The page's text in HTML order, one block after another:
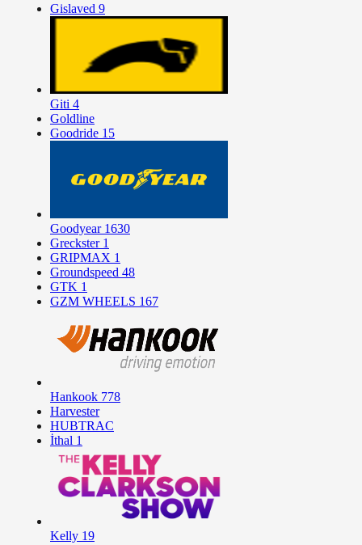
Gislaved 9
Giti 4
Goldline
Goodride 15
Goodyear 1630
Greckster 1
GRIPMAX 1
Groundspeed 48
GTK 1
GZM WHEELS 167
Hankook 778
Harvester
HUBTRAC
İthal 1
Kelly 19